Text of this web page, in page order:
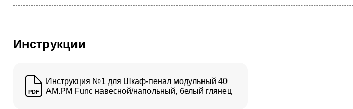
Инструкции
PDF
Инструкция №1 для Шкаф-пенал модульный 40
AM.PM Func навесной/напольный, белый глянец